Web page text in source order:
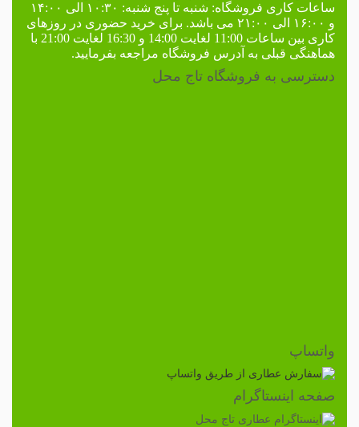
ساعات کاری فروشگاه:
شنبه تا پنج شنبه: ۱۰:۳۰ الی ۱۴:۰۰
و ۱۶:۰۰ الی ۲۱:۰۰ می باشد. برای خرید حضوری در
روزهای
کاری
بین ساعات 11:00 لغایت 14:00 و 16:30 لغایت 21:00 با
هماهنگی قبلی به آدرس فروشگاه مراجعه بفرمایید.
دسترسی به فروشگاه تاج محل
واتساپ
صفحه اینستاگرام